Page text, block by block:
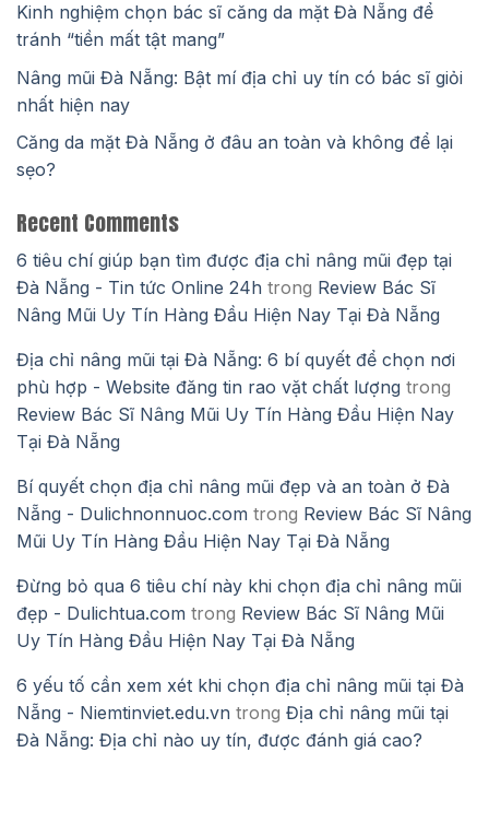
Kinh nghiệm chọn bác sĩ căng da mặt Đà Nẵng để
tránh “tiền mất tật mang”
Nâng mũi Đà Nẵng: Bật mí địa chỉ uy tín có bác sĩ giỏi
nhất hiện nay
Căng da mặt Đà Nẵng ở đâu an toàn và không để lại
sẹo?
Recent Comments
6 tiêu chí giúp bạn tìm được địa chỉ nâng mũi đẹp tại
Đà Nẵng - Tin tức Online 24h trong Review Bác Sĩ
Nâng Mũi Uy Tín Hàng Đầu Hiện Nay Tại Đà Nẵng
Địa chỉ nâng mũi tại Đà Nẵng: 6 bí quyết để chọn nơi
phù hợp - Website đăng tin rao vặt chất lượng trong
Review Bác Sĩ Nâng Mũi Uy Tín Hàng Đầu Hiện Nay
Tại Đà Nẵng
Bí quyết chọn địa chỉ nâng mũi đẹp và an toàn ở Đà
Nẵng - Dulichnonnuoc.com trong Review Bác Sĩ Nâng
Mũi Uy Tín Hàng Đầu Hiện Nay Tại Đà Nẵng
Đừng bỏ qua 6 tiêu chí này khi chọn địa chỉ nâng mũi
đẹp - Dulichtua.com trong Review Bác Sĩ Nâng Mũi
Uy Tín Hàng Đầu Hiện Nay Tại Đà Nẵng
6 yếu tố cần xem xét khi chọn địa chỉ nâng mũi tại Đà
Nẵng - Niemtinviet.edu.vn trong Địa chỉ nâng mũi tại
Đà Nẵng: Địa chỉ nào uy tín, được đánh giá cao?